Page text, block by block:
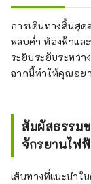
การเดินทางสิ้นสุด
พลบค่ำ ท้องฟ้าแล
ระยิบระยับระหว่
ฉากนี้ทำให้คุณอย
สัมผัสธรรม
จักรยานไฟ
เส้นทางที่แนะนำใ